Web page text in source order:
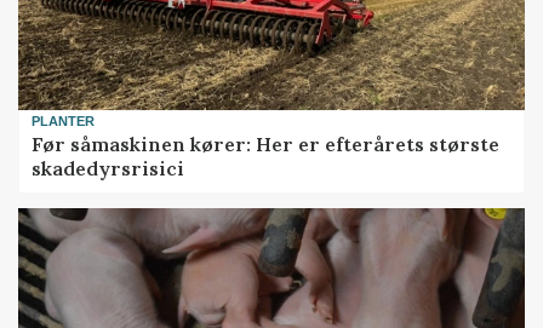
PLANTER
Før såmaskinen kører: Her er efterårets største
skadedyrsrisici